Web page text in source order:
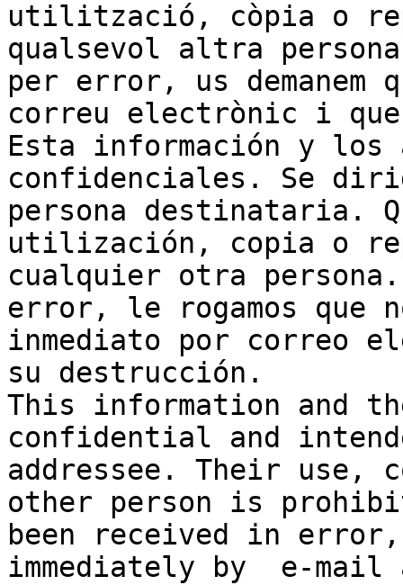
utilització, còpia o
qualsevol altra
per error, us demanem
correu electrònic i
Esta información y los
confidenciales. Se
persona destinataria.
utilización, copia o
cualquier otra
error, le rogamos que
inmediato por correo
su destrucción.
This information and
confidential and
addressee. Their use,
other person is
been received in
immediately by  e-